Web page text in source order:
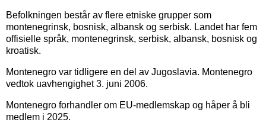
Befolkningen består av flere etniske grupper som
montenegrinsk, bosnisk, albansk og serbisk. Landet har fem
offisielle språk, montenegrinsk, serbisk, albansk, bosnisk og
kroatisk.
Montenegro var tidligere en del av Jugoslavia. Montenegro
vedtok uavhengighet 3. juni 2006.
Montenegro forhandler om EU-medlemskap og håper å bli
medlem i 2025.